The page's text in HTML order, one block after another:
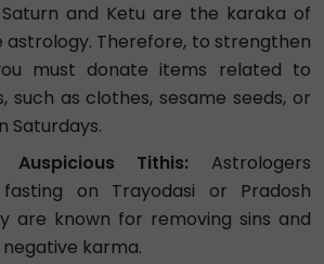
and Ketu are the karaka of
astrology. Therefore, to strengthen
must donate items related to
such as clothes, sesame seeds, or
Saturdays.
Tithis: Astrologers
on Trayodasi or Pradosh
are known for removing sins and
karma.